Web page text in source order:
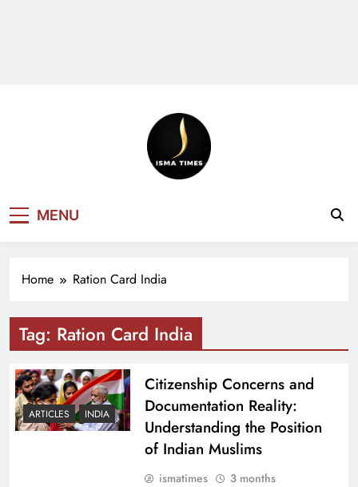
NEWS
MENU
Home Ration Card India
Tag: Ration Card India
ARTICLES INDIA
Citizenship Concerns and
Documentation Reality:
Understanding the Position
of Indian Muslims
ismatimes
3 months